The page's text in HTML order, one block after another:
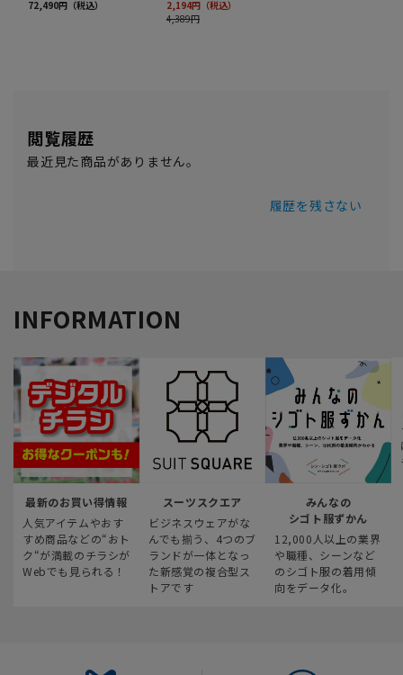
閲覧履歴
最近見た商品がありません。
履歴を残さない
INFORMATION
最新のお買い得情報
人気アイテムやおす
すめ商品などの“おト
ク“が満載のチラシが
Webでも見られる！
スーツスクエア
ビジネスウェアがな
んでも揃う、4つのブ
ランドが一体となっ
た新感覚の複合型ス
トアです
みんなの
シゴト服ずかん
12,000人以上の業界
や職種、シーンなど
のシゴト服の着用傾
向をデータ化。